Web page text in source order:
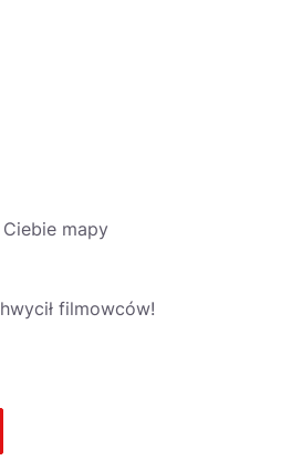
mapy
filmowców!